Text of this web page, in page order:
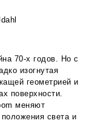
70-х годов. Но с
изогнутая
геометрией и
поверхности.
меняют
света и